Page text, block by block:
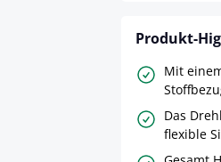
Produkt-
Mit
Das
flexible